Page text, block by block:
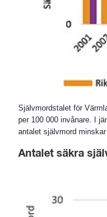
Självmordstalet för
per 100 000 invånare. I
antalet självmord
Antalet säkra